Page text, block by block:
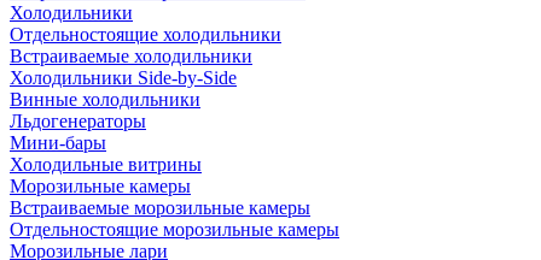
Холодильники
Отдельностоящие холодильники
Встраиваемые холодильники
Холодильники Side-by-Side
Винные холодильники
Льдогенераторы
Мини-бары
Холодильные витрины
Морозильные камеры
Встраиваемые морозильные камеры
Отдельностоящие морозильные камеры
Морозильные лари